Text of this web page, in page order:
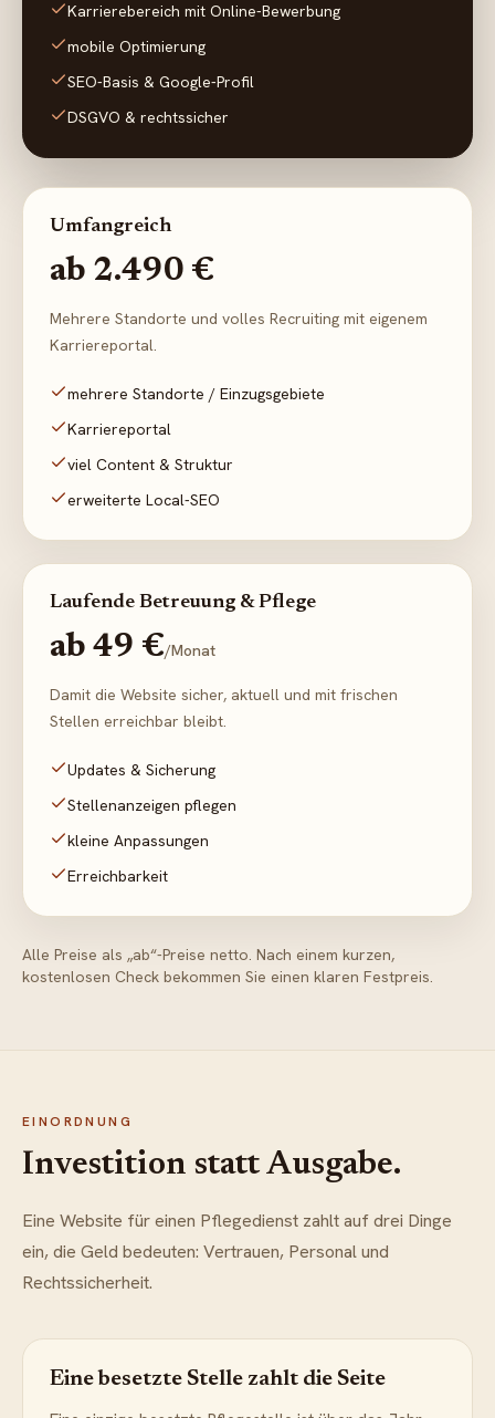
Karrierebereich mit Online-Bewerbung
mobile Optimierung
SEO-Basis & Google-Profil
DSGVO & rechtssicher
Umfangreich
ab 2.490 €
Mehrere Standorte und volles Recruiting mit eigenem
Karriereportal.
mehrere Standorte / Einzugsgebiete
Karriereportal
viel Content & Struktur
erweiterte Local-SEO
Laufende Betreuung & Pflege
ab 49 €/Monat
Damit die Website sicher, aktuell und mit frischen
Stellen erreichbar bleibt.
Updates & Sicherung
Stellenanzeigen pflegen
kleine Anpassungen
Erreichbarkeit
Alle Preise als „ab“-Preise netto. Nach einem kurzen,
kostenlosen Check bekommen Sie einen klaren Festpreis.
EINORDNUNG
Investition statt Ausgabe.
Eine Website für einen Pflegedienst zahlt auf drei Dinge
ein, die Geld bedeuten: Vertrauen, Personal und
Rechtssicherheit.
Eine besetzte Stelle zahlt die Seite